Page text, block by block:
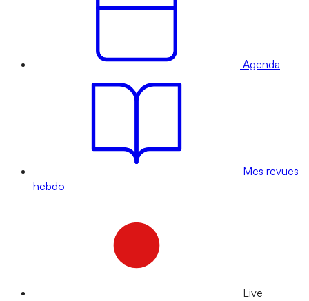
Agenda
Mes revues
hebdo
Live